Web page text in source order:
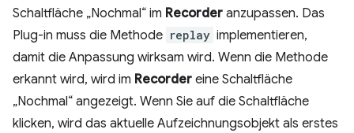
Schaltfläche „Nochmal“ im Recorder anzupassen. Das
Plug-in muss die Methode replay implementieren,
damit die Anpassung wirksam wird. Wenn die Methode
erkannt wird, wird im Recorder eine Schaltfläche
„Nochmal“ angezeigt. Wenn Sie auf die Schaltfläche
klicken, wird das aktuelle Aufzeichnungsobjekt als erstes